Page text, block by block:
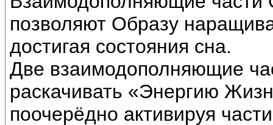
позволяют Образу
достигая состояния сна.
Две взаимодополняющие
раскачивать «Энергию
поочерёдно активируя